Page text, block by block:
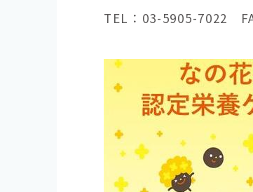
TEL：03-5905-7022